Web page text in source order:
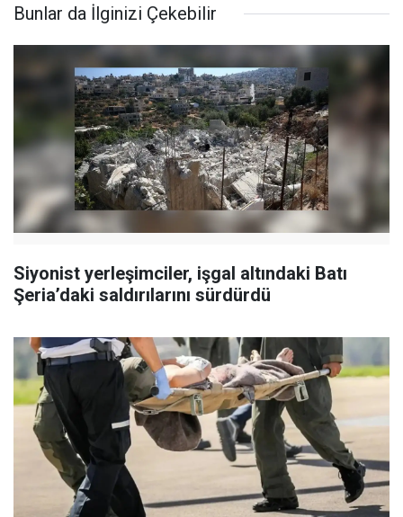
Bunlar da İlginizi Çekebilir
Siyonist yerleşimciler, işgal altındaki Batı
Şeria’daki saldırılarını sürdürdü